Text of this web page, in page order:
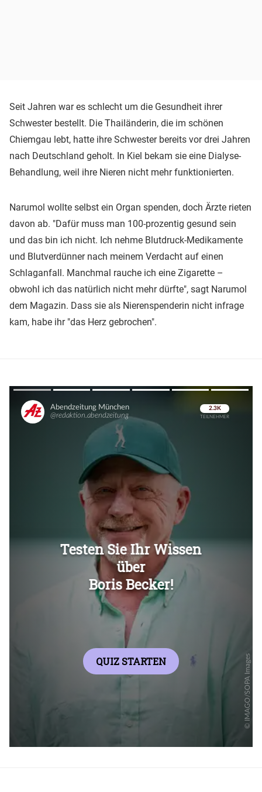
Seit Jahren war es schlecht um die Gesundheit ihrer
Schwester bestellt. Die Thailänderin, die im schönen
Chiemgau lebt, hatte ihre Schwester bereits vor drei Jahren
nach Deutschland geholt. In Kiel bekam sie eine Dialyse-
Behandlung, weil ihre Nieren nicht mehr funktionierten.
Narumol wollte selbst ein Organ spenden, doch Ärzte rieten
davon ab. "Dafür muss man 100-prozentig gesund sein
und das bin ich nicht. Ich nehme Blutdruck-Medikamente
und Blutverdünner nach meinem Verdacht auf einen
Schlaganfall. Manchmal rauche ich eine Zigarette –
obwohl ich das natürlich nicht mehr dürfte", sagt Narumol
dem Magazin. Dass sie als Nierenspenderin nicht infrage
kam, habe ihr "das Herz gebrochen".
Überspringen